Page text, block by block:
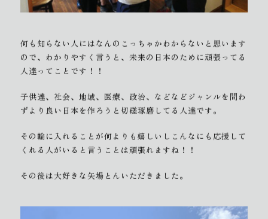
何も知らない人にはなんのこっちゃかわからないと思います
ので、わかりやすく言うと、未来の日本のために頑張ってる
人達ってことです！！
子供達、社会、地域、医療、政治、などなどジャンルを問わ
ずより良い日本を作ろうと切磋琢磨してる人達です。
その輪に入れることが何よりも嬉しいしこんなにも応援して
くれる人がいると言うことは頑張れますね！！
その後は大好きな矢場とんいただきました。